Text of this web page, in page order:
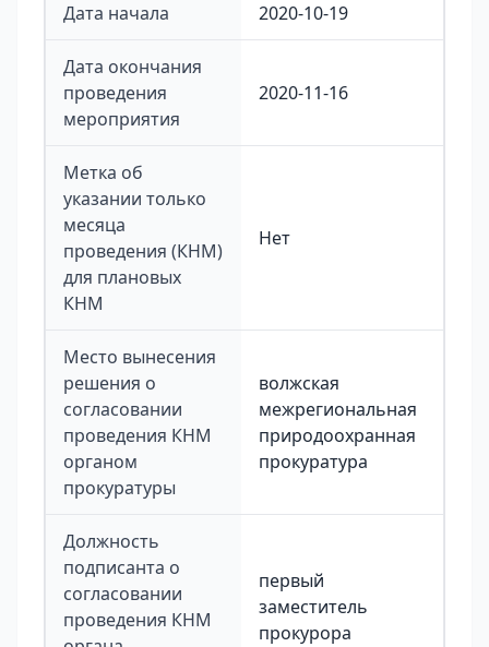
Дата начала 2020-10-19
Дата окончания
проведения
мероприятия
2020-11-16
Метка об
указании только
месяца
проведения (КНМ)
для плановых
КНМ
Нет
Место вынесения
решения о
согласовании
проведения КНМ
органом
прокуратуры
волжская
межрегиональная
природоохранная
прокуратура
Должность
подписанта о
согласовании
проведения КНМ
первый
заместитель
прокурора